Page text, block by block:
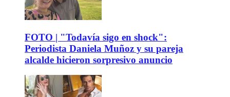
FOTO | "Todavía sigo en shock":
Periodista Daniela Muñoz y su pareja
alcalde hicieron sorpresivo anuncio